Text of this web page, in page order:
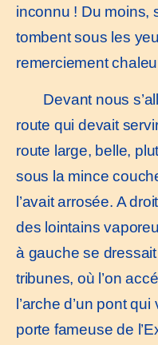
inconnu ! Du moins,
tombent sous les
remerciement
Devant nous
route qui devait
route large, belle,
sous la mince
l’avait arrosée. A
des lointains
à gauche se
tribunes, où l’on
l’arche d’un pont
porte fameuse de